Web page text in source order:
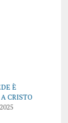
È
CRISTO